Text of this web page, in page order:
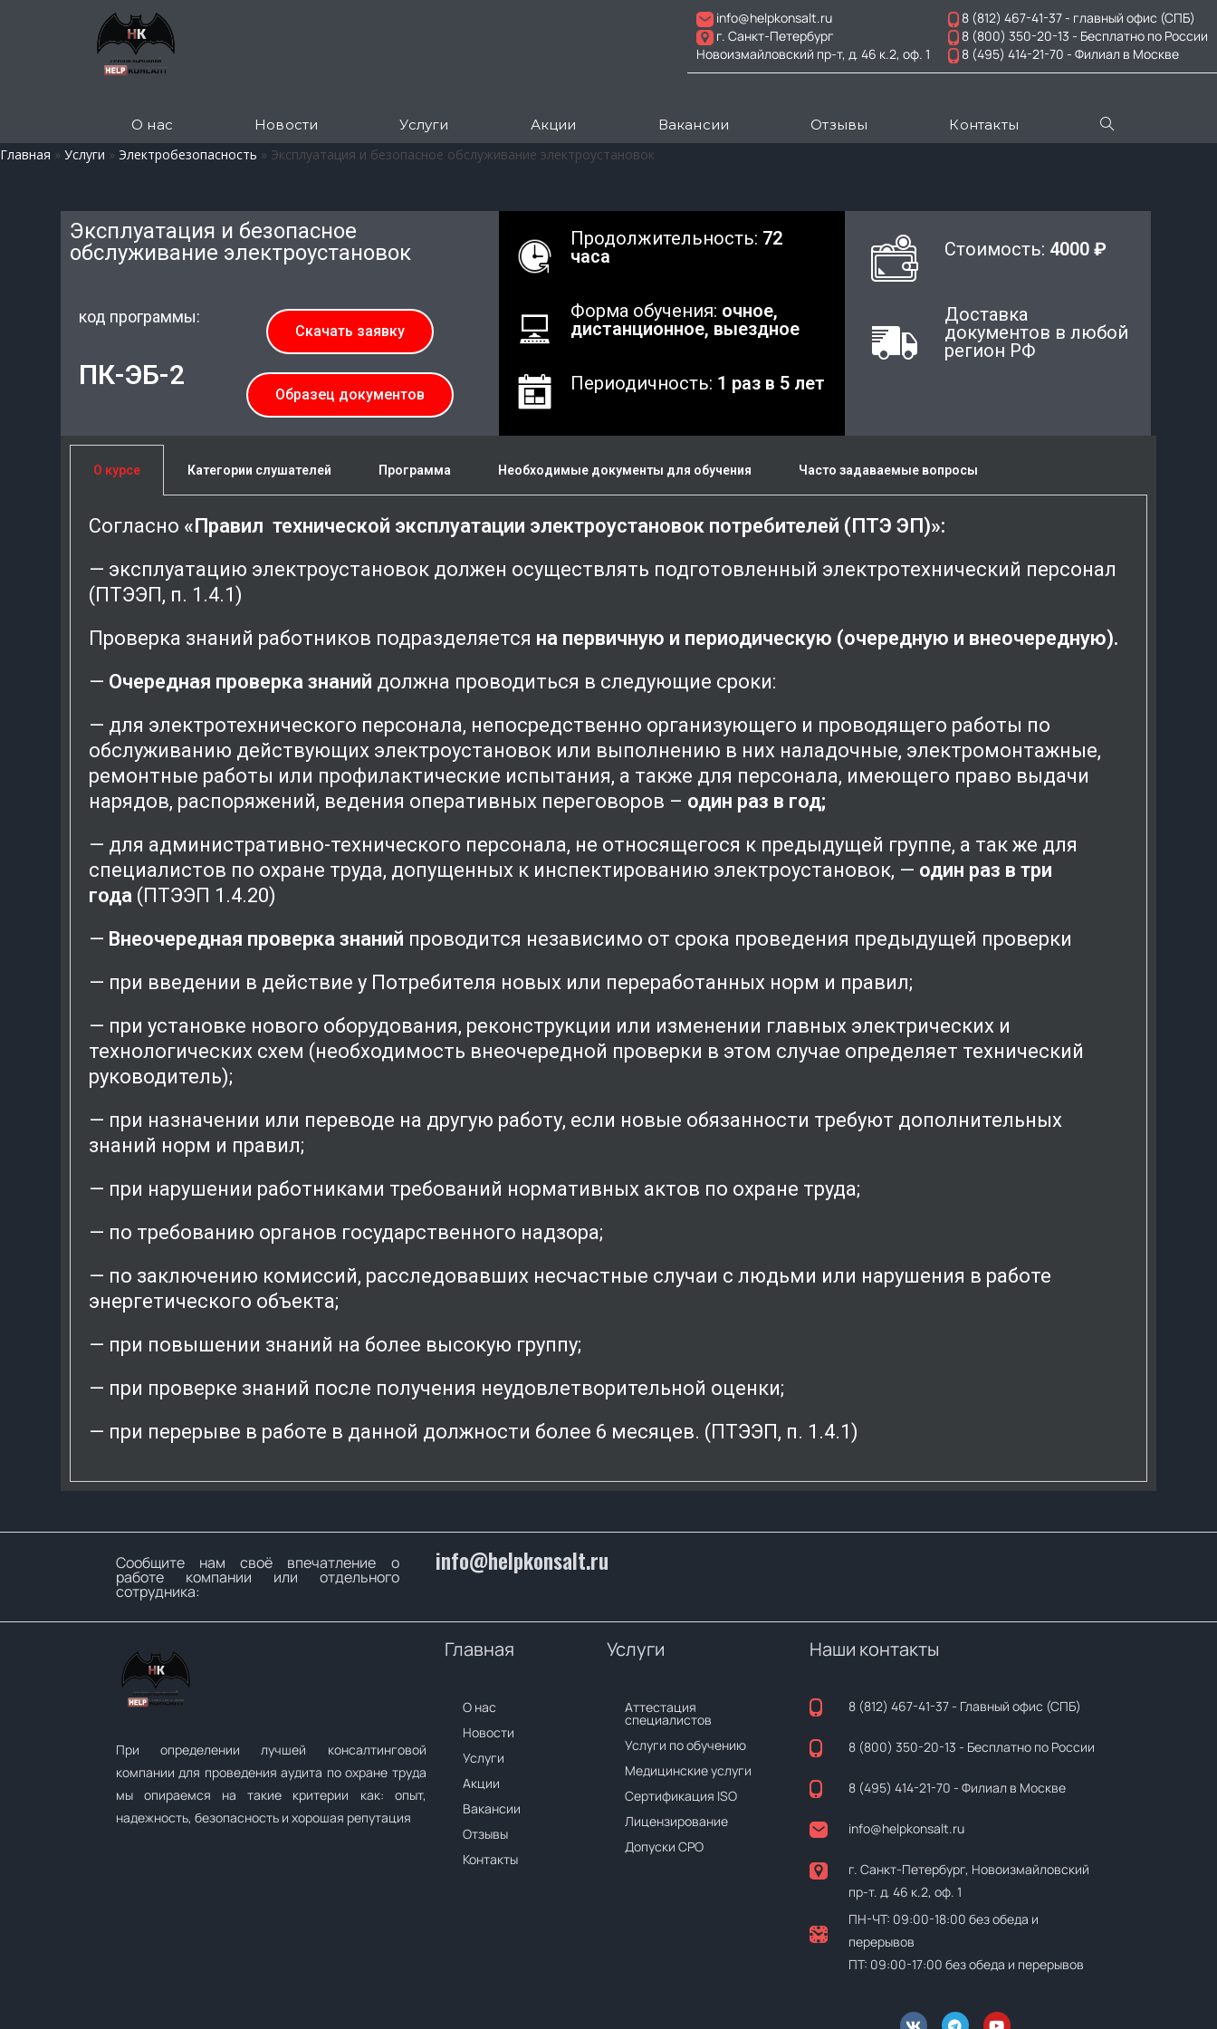
info@helpkonsalt.ru
г. Санкт-Петербург
Новоизмайловский пр-т, д. 46 к.2, оф. 1
8 (812) 467-41-37- главный офис (СПБ)
8 (800) 350-20-13 - Бесплатно по России
8 (495) 414-21-70 - Филиал в Москве
О нас Новости Услуги Акции Вакансии Отзывы
Контакты
Главная » Услуги » Электробезопасность » Эксплуатация и безопасное обслуживание электроустановок
Эксплуатация и безопасное
обслуживание электроустановок
код программы:
ПК-ЭБ-2
Скачать заявку
Образец документов
Продолжительность: 72
часа
Форма обучения: очное,
дистанционное, выездное
Периодичность: 1 раз в 5 лет
Стоимость: 4000 ₽
Доставка
документов в любой
регион РФ
О курсе Категории слушателей Программа Необходимые документы для обучения Часто задаваемые вопросы
Согласно «Правил технической эксплуатации электроустановок потребителей (ПТЭ ЭП)»:
— эксплуатацию электроустановок должен осуществлять подготовленный электротехнический персонал
(ПТЭЭП, п. 1.4.1)
Проверка знаний работников подразделяется на первичную и периодическую (очередную и внеочередную).
— Очередная проверка знаний должна проводиться в следующие сроки:
— для электротехнического персонала, непосредственно организующего и проводящего работы по
обслуживанию действующих электроустановок или выполнению в них наладочные, электромонтажные,
ремонтные работы или профилактические испытания, а также для персонала, имеющего право выдачи
нарядов, распоряжений, ведения оперативных переговоров – один раз в год;
— для административно-технического персонала, не относящегося к предыдущей группе, а так же для
специалистов по охране труда, допущенных к инспектированию электроустановок, — один раз в три
года (ПТЭЭП 1.4.20)
— Внеочередная проверка знаний проводится независимо от срока проведения предыдущей проверки
— при введении в действие у Потребителя новых или переработанных норм и правил;
— при установке нового оборудования, реконструкции или изменении главных электрических и
технологических схем (необходимость внеочередной проверки в этом случае определяет технический
руководитель);
— при назначении или переводе на другую работу, если новые обязанности требуют дополнительных
знаний норм и правил;
— при нарушении работниками требований нормативных актов по охране труда;
— по требованию органов государственного надзора;
— по заключению комиссий, расследовавших несчастные случаи с людьми или нарушения в работе
энергетического объекта;
— при повышении знаний на более высокую группу;
— при проверке знаний после получения неудовлетворительной оценки;
— при перерыве в работе в данной должности более 6 месяцев. (ПТЭЭП, п. 1.4.1)
Сообщите нам своё впечатление о
работе компании или отдельного
сотрудника:
info@helpkonsalt.ru
При определении лучшей консалтинговой
компании для проведения аудита по охране труда
мы опираемся на такие критерии как: опыт,
надежность, безопасность и хорошая репутация
Главная
О нас
Новости
Услуги
Акции
Вакансии
Отзывы
Контакты
Услуги
Аттестация
специалистов
Услуги по обучению
Медицинские услуги
Сертификация ISO
Лицензирование
Допуски СРО
Наши контакты
8 (812) 467-41-37- Главный офис (СПБ)
8 (800) 350-20-13 - Бесплатно по России
8 (495) 414-21-70 - Филиал в Москве
info@helpkonsalt.ru
г. Санкт-Петербург, Новоизмайловский
пр-т. д. 46 к.2, оф. 1
ПН-ЧТ: 09:00-18:00 без обеда и
перерывов
ПТ: 09:00-17:00 без обеда и перерывов